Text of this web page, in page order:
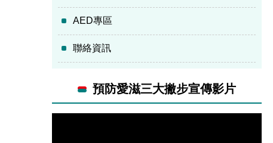
AED專區
聯絡資訊
預防愛滋三大撇步宣傳影片